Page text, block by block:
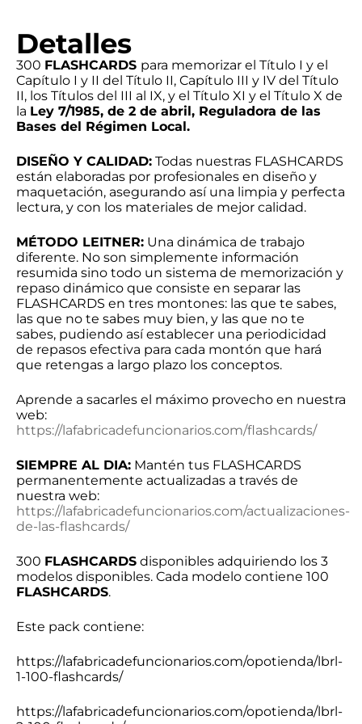
Detalles
300 FLASHCARDS para memorizar el Título I y el
Capítulo I y II del Título II, Capítulo III y IV del Título
II, los Títulos del III al IX, y el Título XI y el Título X de
la Ley 7/1985, de 2 de abril, Reguladora de las
Bases del Régimen Local.
DISEÑO Y CALIDAD: Todas nuestras FLASHCARDS
están elaboradas por profesionales en diseño y
maquetación, asegurando así una limpia y perfecta
lectura, y con los materiales de mejor calidad.
MÉTODO LEITNER: Una dinámica de trabajo
diferente. No son simplemente información
resumida sino todo un sistema de memorización y
repaso dinámico que consiste en separar las
FLASHCARDS en tres montones: las que te sabes,
las que no te sabes muy bien, y las que no te
sabes, pudiendo así establecer una periodicidad
de repasos efectiva para cada montón que hará
que retengas a largo plazo los conceptos.
Aprende a sacarles el máximo provecho en nuestra
web:
https://lafabricadefuncionarios.com/flashcards/
SIEMPRE AL DIA: Mantén tus FLASHCARDS
permanentemente actualizadas a través de
nuestra web:
https://lafabricadefuncionarios.com/actualizaciones-
de-las-flashcards/
300 FLASHCARDS disponibles adquiriendo los 3
modelos disponibles. Cada modelo contiene 100
FLASHCARDS.
Este pack contiene:
https://lafabricadefuncionarios.com/opotienda/lbrl-
1-100-flashcards/
https://lafabricadefuncionarios.com/opotienda/lbrl-